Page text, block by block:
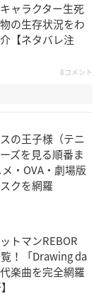
ャラクター生死
の生存状況をわ
【ネタバレ注
8コメント
の王子様（テニ
ズを見る順番ま
・OVA・劇場版
クを網羅
トマンREBOR
！「Drawing da
楽曲を完全網羅